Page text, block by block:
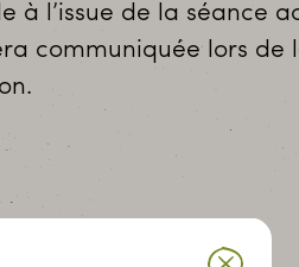
à l’issue de la séance
communiquée lors